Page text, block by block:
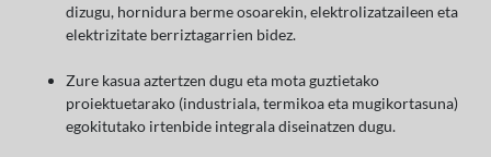
dizugu, hornidura berme osoarekin, elektrolizatzaileen eta
elektrizitate berriztagarrien bidez.
Zure kasua aztertzen dugu eta mota guztietako
proiektuetarako (industriala, termikoa eta mugikortasuna)
egokitutako irtenbide integrala diseinatzen dugu.